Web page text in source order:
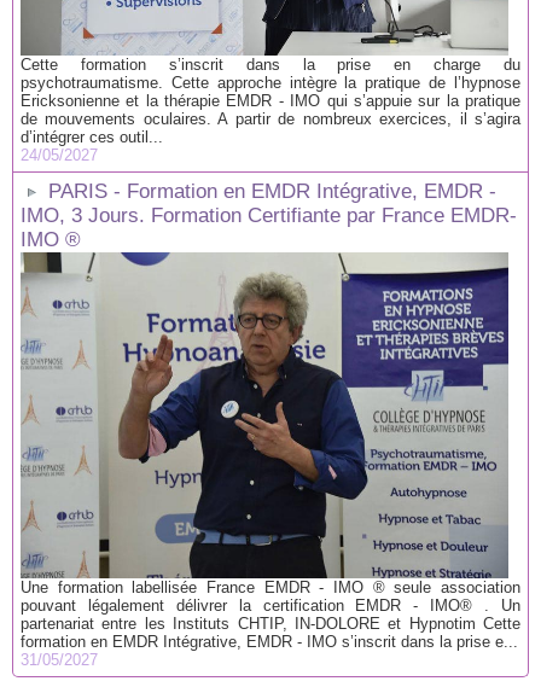
Cette formation s’inscrit dans la prise en charge du
psychotraumatisme. Cette approche intègre la pratique de l’hypnose
Ericksonienne et la thérapie EMDR - IMO qui s’appuie sur la pratique
de mouvements oculaires. A partir de nombreux exercices, il s’agira
d’intégrer ces outil...
24/05/2027
PARIS - Formation en EMDR Intégrative, EMDR -
IMO, 3 Jours. Formation Certifiante par France EMDR-
IMO ®
Une formation labellisée France EMDR - IMO ® seule association
pouvant légalement délivrer la certification EMDR - IMO® . Un
partenariat entre les Instituts CHTIP, IN-DOLORE et Hypnotim Cette
formation en EMDR Intégrative, EMDR - IMO s’inscrit dans la prise e...
31/05/2027